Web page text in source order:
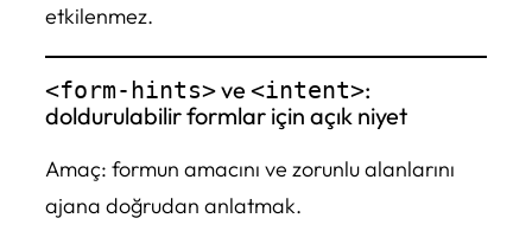
etkilenmez.
<form-hints>ve <intent>:
doldurulabilir formlar için açık niyet
Amaç: formun amacını ve zorunlu alanlarını
ajana doğrudan anlatmak.